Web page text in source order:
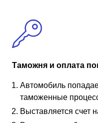
Таможня и оплата
Автомобиль
таможенные
Выставляется счет